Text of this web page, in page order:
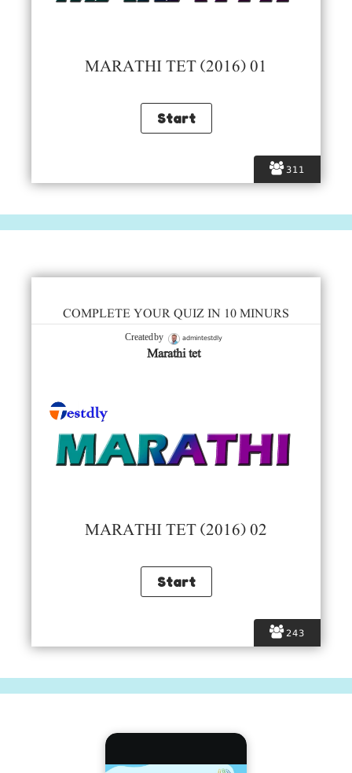
311
MARATHI TET (2016) 01
243
COMPLETE YOUR QUIZ IN 10 MINURS
Created by admintestdly
Marathi tet
MARATHI TET (2016) 02